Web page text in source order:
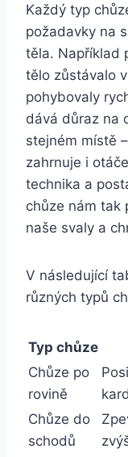
Každý typ
požadavky na
těla. Například
tělo zůstávalo
pohybovaly
dává důraz na
stejném místě
zahrnuje i
technika a
chůze nám tak
naše svaly a
V následující
různých typů
Typ chůze
Chůze po
rovině
Chůze do
schodů